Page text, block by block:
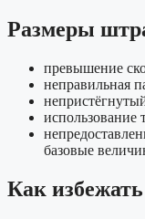
Размеры
превышение
неправильная
базовые
Как